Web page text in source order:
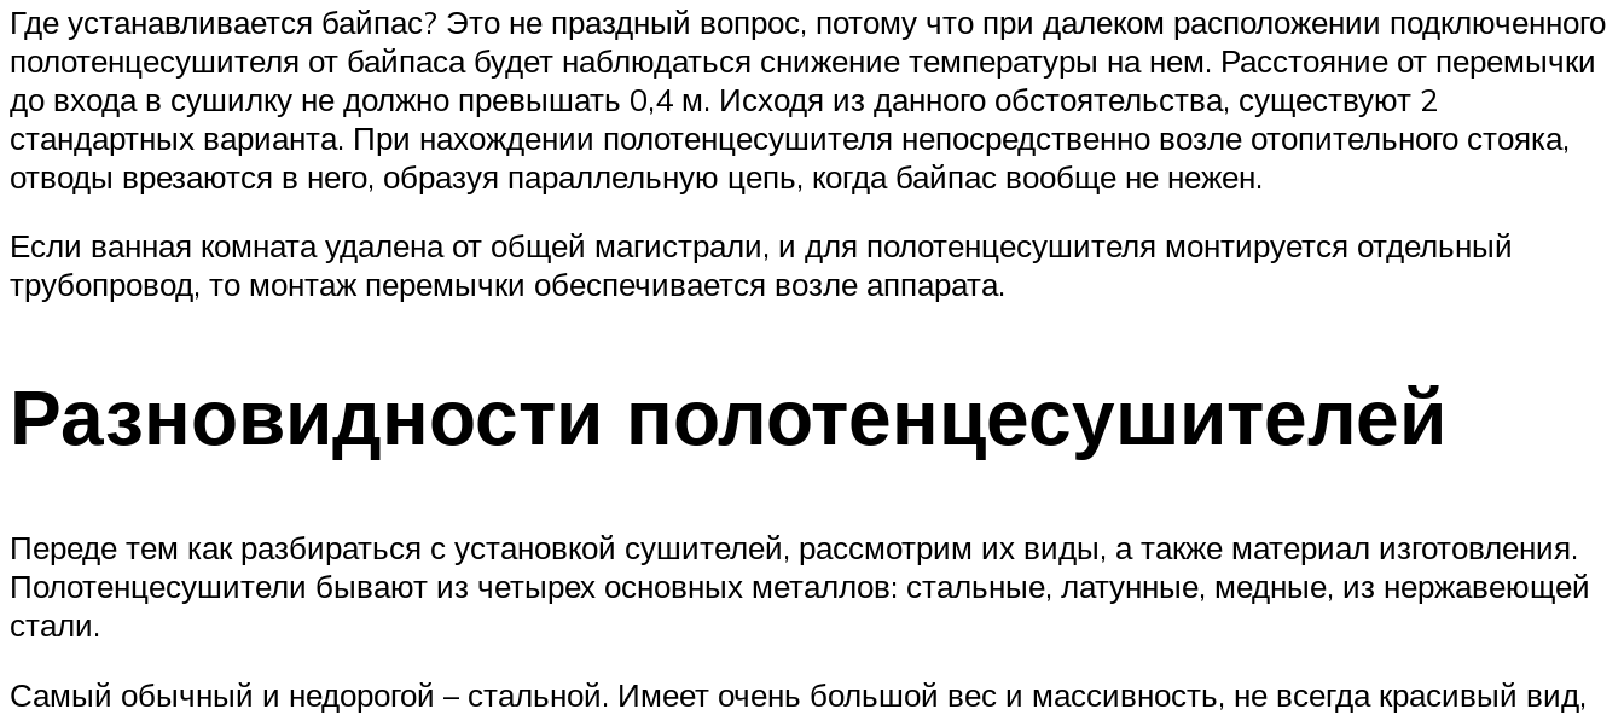
Где устанавливается байпас? Это не праздный вопрос, потому что при далеком расположении подключенного
полотенцесушителя от байпаса будет наблюдаться снижение температуры на нем. Расстояние от перемычки
до входа в сушилку не должно превышать 0,4 м. Исходя из данного обстоятельства, существуют 2
стандартных варианта. При нахождении полотенцесушителя непосредственно возле отопительного стояка,
отводы врезаются в него, образуя параллельную цепь, когда байпас вообще не нежен.
Если ванная комната удалена от общей магистрали, и для полотенцесушителя монтируется отдельный
трубопровод, то монтаж перемычки обеспечивается возле аппарата.
Разновидности полотенцесушителей
Переде тем как разбираться с установкой сушителей, рассмотрим их виды, а также материал изготовления.
Полотенцесушители бывают из четырех основных металлов: стальные, латунные, медные, из нержавеющей
стали.
Самый обычный и недорогой – стальной. Имеет очень большой вес и массивность, не всегда красивый вид,